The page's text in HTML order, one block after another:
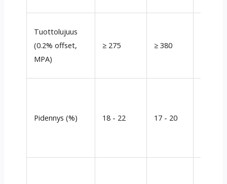
Tuottolujuus
(0.2% offset,
MPA)
≥ 275 ≥ 380
Pidennys (%) 18 - 22 17 - 20